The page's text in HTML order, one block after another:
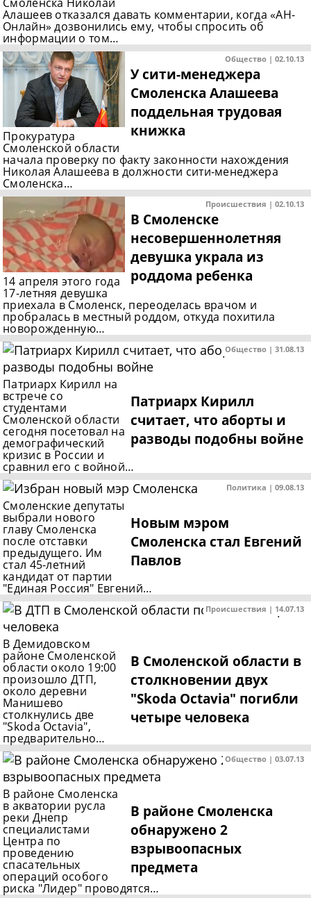
Алашеев отказался давать комментарии, когда «АН-
Онлайн» дозвонились ему, чтобы спросить об
информации о том…
Общество | 02.10.13
У сити-менеджера
Смоленска Алашеева
поддельная трудовая
книжка
Прокуратура
Смоленской области
начала проверку по факту законности нахождения
Николая Алашеева в должности сити-менеджера
Смоленска…
Происшествия | 02.10.13
В Смоленске
несовершеннолетняя
девушка украла из
роддома ребенка
14 апреля этого года
17-летняя девушка
приехала в Смоленск, переоделась врачом и
пробралась в местный роддом, откуда похитила
новорожденную…
Общество | 31.08.13
Патриарх Кирилл
считает, что аборты и
разводы подобны войне
Патриарх Кирилл на
встрече со
студентами
Смоленской области
сегодня посетовал на
демографический
кризис в России и
сравнил его с войной…
Политика | 09.08.13
Новым мэром
Смоленска стал Евгений
Павлов
Смоленские депутаты
выбрали нового
главу Смоленска
после отставки
предыдущего. Им
стал 45-летний
кандидат от партии
"Единая Россия" Евгений…
Происшествия | 14.07.13
В Смоленской области в
столкновении двух
"Skoda Octavia" погибли
четыре человека
В Демидовском
районе Смоленской
области около 19:00
произошло ДТП,
около деревни
Манишево
столкнулись две
"Skoda Octavia",
предварительно…
Общество | 03.07.13
В районе Смоленска
обнаружено 2
взрывоопасных
предмета
В районе Смоленска
в акватории русла
реки Днепр
специалистами
Центра по
проведению
спасательных
операций особого
риска "Лидер" проводятся…